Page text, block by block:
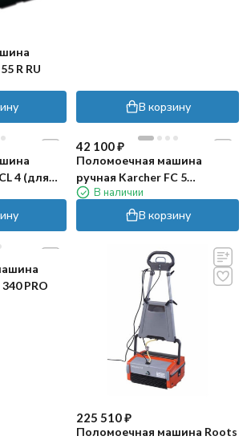
R RU
В корзину
4 (для
42 100₽
Поломоечная машина
ручная Karcher FC 5
CORDLESS
В наличии
В корзину
PRO
225 510₽
Поломоечная машина Roots